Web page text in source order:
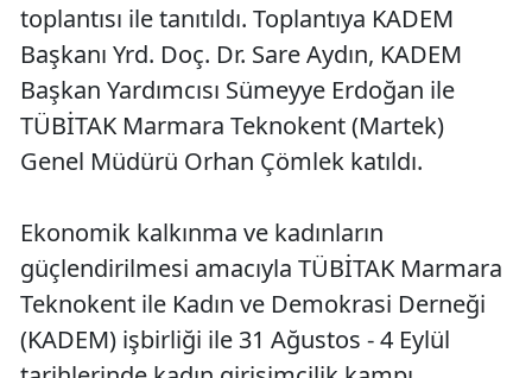
toplantısı ile tanıtıldı. Toplantıya KADEM
Başkanı Yrd. Doç. Dr. Sare Aydın, KADEM
Başkan Yardımcısı Sümeyye Erdoğan ile
TÜBİTAK Marmara Teknokent (Martek)
Genel Müdürü Orhan Çömlek katıldı.
Ekonomik kalkınma ve kadınların
güçlendirilmesi amacıyla TÜBİTAK Marmara
Teknokent ile Kadın ve Demokrasi Derneği
(KADEM) işbirliği ile 31 Ağustos - 4 Eylül